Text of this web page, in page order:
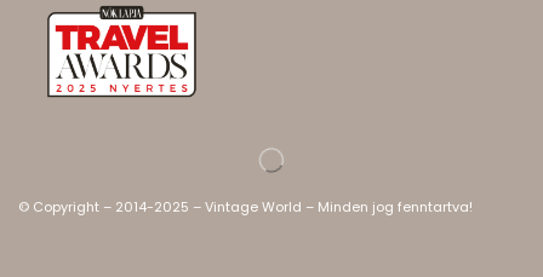
© Copyright – 2014-2025 – Vintage World – Minden jog fenntartva!